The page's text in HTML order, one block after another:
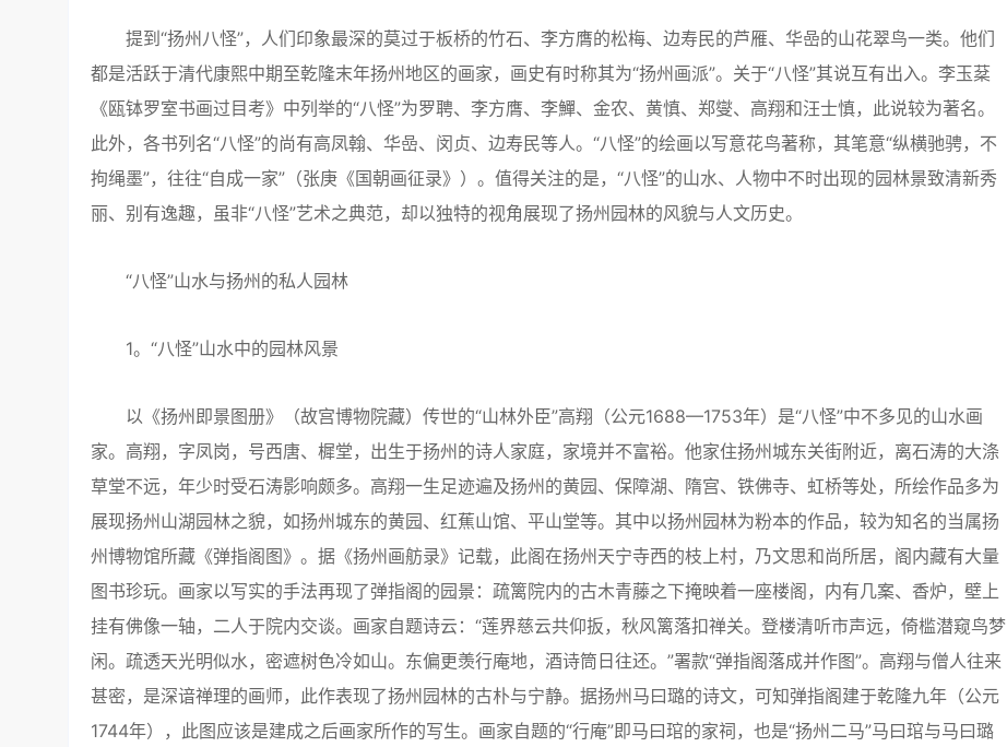
提到“扬州八怪”，人们印象最深的莫过于板桥的竹石、李方膺的松梅、边寿民的芦雁、华嵒的山花翠鸟一类。他们
都是活跃于清代康熙中期至乾隆末年扬州地区的画家，画史有时称其为“扬州画派”。关于“八怪”其说互有出入。李玉棻
《瓯钵罗室书画过目考》中列举的“八怪”为罗聘、李方膺、李鱓、金农、黄慎、郑燮、高翔和汪士慎，此说较为著名。
此外，各书列名“八怪”的尚有高凤翰、华嵒、闵贞、边寿民等人。“八怪”的绘画以写意花鸟著称，其笔意“纵横驰骋，不
拘绳墨”，往往“自成一家”（张庚《国朝画征录》）。值得关注的是，“八怪”的山水、人物中不时出现的园林景致清新秀
丽、别有逸趣，虽非“八怪”艺术之典范，却以独特的视角展现了扬州园林的风貌与人文历史。
“八怪”山水与扬州的私人园林
1。“八怪”山水中的园林风景
以《扬州即景图册》（故宫博物院藏）传世的“山林外臣”高翔（公元1688—1753年）是“八怪”中不多见的山水画
家。高翔，字凤岗，号西唐、樨堂，出生于扬州的诗人家庭，家境并不富裕。他家住扬州城东关街附近，离石涛的大涤
草堂不远，年少时受石涛影响颇多。高翔一生足迹遍及扬州的黄园、保障湖、隋宫、铁佛寺、虹桥等处，所绘作品多为
展现扬州山湖园林之貌，如扬州城东的黄园、红蕉山馆、平山堂等。其中以扬州园林为粉本的作品，较为知名的当属扬
州博物馆所藏《弹指阁图》。据《扬州画舫录》记载，此阁在扬州天宁寺西的枝上村，乃文思和尚所居，阁内藏有大量
图书珍玩。画家以写实的手法再现了弹指阁的园景：疏篱院内的古木青藤之下掩映着一座楼阁，内有几案、香炉，壁上
挂有佛像一轴，二人于院内交谈。画家自题诗云：“莲界慈云共仰扳，秋风篱落扣禅关。登楼清听市声远，倚槛潜窥鸟梦
闲。疏透天光明似水，密遮树色冷如山。东偏更羡行庵地，酒诗筒日往还。”署款“弹指阁落成并作图”。高翔与僧人往来
甚密，是深谙禅理的画师，此作表现了扬州园林的古朴与宁静。据扬州马曰璐的诗文，可知弹指阁建于乾隆九年（公元
1744年），此图应该是建成之后画家所作的写生。画家自题的“行庵”即马曰琯的家祠，也是“扬州二马”马曰琯与马曰璐